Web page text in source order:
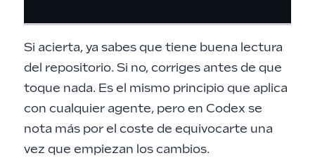
Si acierta, ya sabes que tiene buena lectura
del repositorio. Si no, corriges antes de que
toque nada. Es el mismo principio que aplica
con cualquier agente, pero en Codex se
nota más por el coste de equivocarte una
vez que empiezan los cambios.